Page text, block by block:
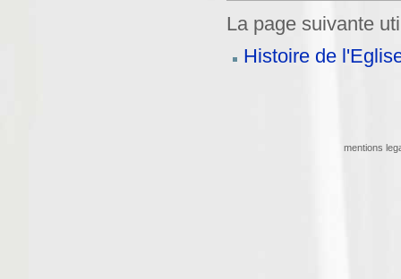
La page suivante
Histoire de
mentions